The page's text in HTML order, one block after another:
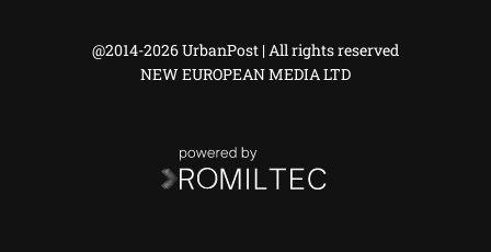
@2014-2026 UrbanPost | All rights reserved
NEW EUROPEAN MEDIA LTD